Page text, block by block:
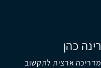
רינה כהן
מדריכה ארצית לתקשוב